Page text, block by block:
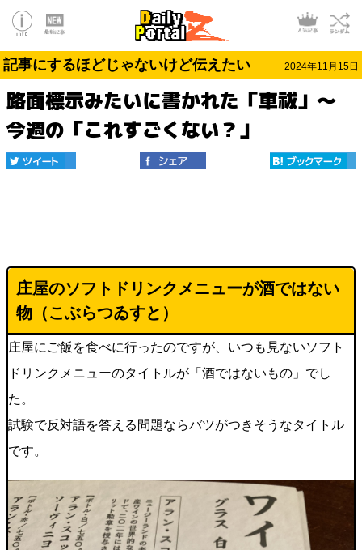
記事にするほどじゃないけど伝えたい 2024年11月15日
路面標示みたいに書かれた「車祓」～
今週の「これすごくない？」
庄屋のソフトドリンクメニューが酒ではない
物（こぶらつゐすと ）
庄屋にご飯を食べに行ったのですが、いつも見ないソフト
ドリンクメニューのタイトルが「酒ではないもの」でし
た。
試験で反対語を答える問題ならバツがつきそうなタイトル
です。